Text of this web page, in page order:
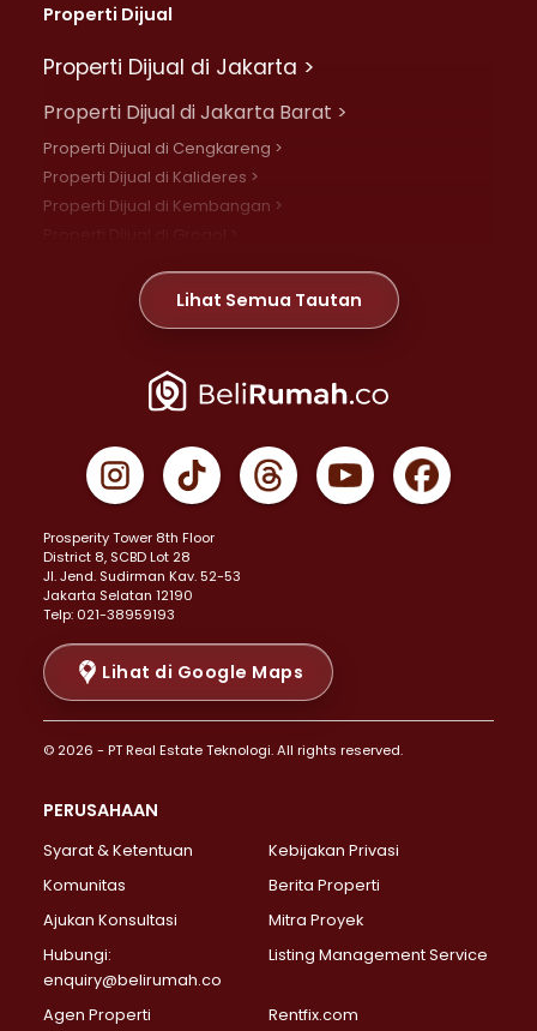
Properti Dijual
Properti Dijual di Jakarta >
Properti Dijual di Jakarta Barat >
Properti Dijual di Cengkareng >
Properti Dijual di Kalideres >
Properti Dijual di Kembangan >
Properti Dijual di Meruya >
Properti Dijual di Jelambar >
Properti Dijual di Jakarta Pusat >
Properti Dijual di Gambir >
Properti Dijual di Johar Baru >
Properti Dijual di Menteng >
Properti Dijual di Senen >
Properti Dijual di Tanah Abang >
Properti Dijual di Cikini >
Properti Dijual di Kramat >
Properti Dijual di Pasar Baru >
Properti Dijual di Bendungan Hilir >
Properti Dijual di Jakarta Selatan >
Properti Dijual di Lebak Bulus >
Properti Dijual di Gandaria Selatan >
Properti Dijual di Pondok Labu >
Properti Dijual di Lenteng Agung >
Properti Dijual di Senayan >
Properti Dijual di Pondok Pinang >
Lihat Semua Tautan
Prosperity Tower 8th Floor
District 8, SCBD Lot 28
JI. Jend. Sudirman Kav. 52-53
Jakarta Selatan 12190
Telp: 021-38959193
Lihat di Google Maps
© 2026 - PT Real Estate Teknologi. All rights reserved.
PERUSAHAAN
Syarat & Ketentuan
Kebijakan Privasi
Komunitas
Berita Properti
Ajukan Konsultasi
Mitra Proyek
Hubungi:
enquiry@belirumah.co
Listing Management Service
Agen Properti Rentfix.com